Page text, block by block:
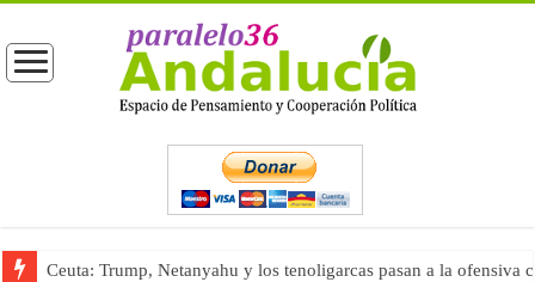
Ceuta: Trump, Netanyahu y los tenoligarcas pasan a la ofensiva
La masificación turística (tercera parte)